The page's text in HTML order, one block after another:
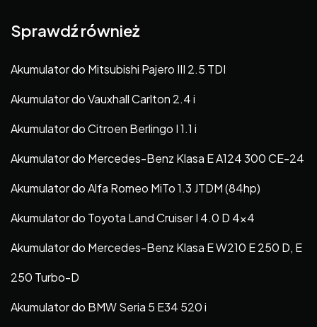
Sprawdź również
Akumulator do Mitsubishi Pajero III 2.5 TDI
Akumulator do Vauxhall Carlton 2.4 i
Akumulator do Citroen Berlingo I 1.1 i
Akumulator do Mercedes-Benz Klasa E A124 300 CE-24
Akumulator do Alfa Romeo MiTo 1.3 JTDM (84hp)
Akumulator do Toyota Land Cruiser I 4.0 D 4×4
Akumulator do Mercedes-Benz Klasa E W210 E 250 D, E
250 Turbo-D
Akumulator do BMW Seria 5 E34 520 i